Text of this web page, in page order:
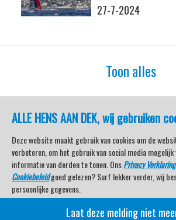
ALLE HENS AAN DEK, wij gebruiken
Deze website maakt gebruik van cookies om de
verbeteren, om het gebruik van social media mogelijk
informatie van derden te tonen. OnsPrivacy
Cookiebeleidgoed gelezen? Surf lekker verder, wij
persoonlijke gegevens.
Veel kijkplezier met Watersport TV Beleving &
Laat deze melding niet
27-7-2024
Toon alles
watersport-tv
Lemmer
Open desktopversie
SdH Vormgeving |Ziber